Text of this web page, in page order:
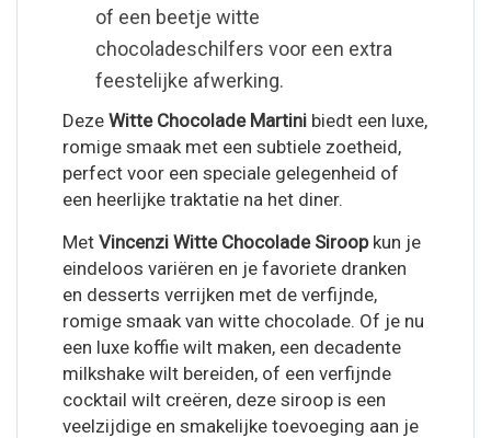
of een beetje witte
chocoladeschilfers voor een extra
feestelijke afwerking.
Deze Witte Chocolade Martini biedt een luxe,
romige smaak met een subtiele zoetheid,
perfect voor een speciale gelegenheid of
een heerlijke traktatie na het diner.
Met Vincenzi Witte Chocolade Siroopkun je
eindeloos variëren en je favoriete dranken
en desserts verrijken met de verfijnde,
romige smaak van witte chocolade. Of je nu
een luxe koffie wilt maken, een decadente
milkshake wilt bereiden, of een verfijnde
cocktail wilt creëren, deze siroop is een
veelzijdige en smakelijke toevoeging aan je